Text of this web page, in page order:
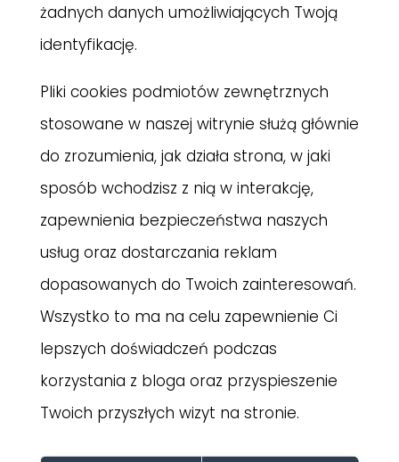
żadnych danych umożliwiających Twoją
identyfikację.
Pliki cookies podmiotów zewnętrznych
stosowane w naszej witrynie służą głównie
do zrozumienia, jak działa strona, w jaki
sposób wchodzisz z nią w interakcję,
zapewnienia bezpieczeństwa naszych
usług oraz dostarczania reklam
dopasowanych do Twoich zainteresowań.
Wszystko to ma na celu zapewnienie Ci
lepszych doświadczeń podczas
korzystania z bloga oraz przyspieszenie
Twoich przyszłych wizyt na stronie.